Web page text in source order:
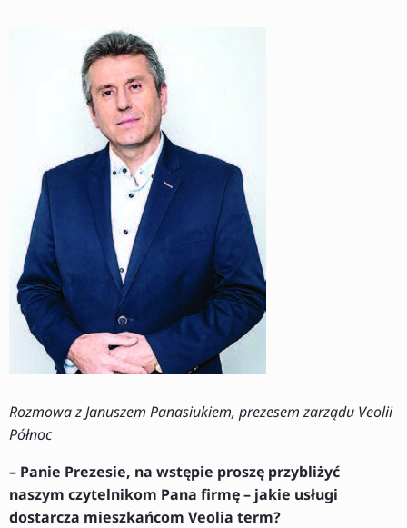
Rozmowa z Januszem Panasiukiem, prezesem zarządu Veolii
Północ
– Panie Prezesie, na wstępie proszę przybliżyć
naszym czytelnikom Pana firmę – jakie usługi
dostarcza mieszkańcom Veolia term?